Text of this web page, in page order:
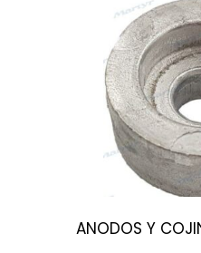
ANODOS Y